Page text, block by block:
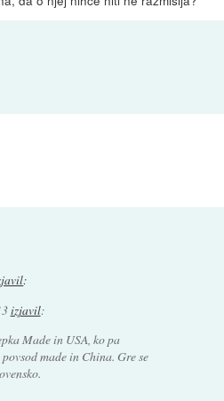
:
izjavil:
Made in USA, ko pa
made in China. Gre se